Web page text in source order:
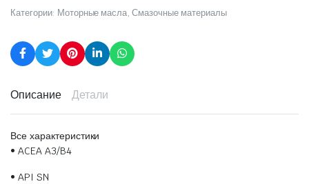
Категории: Моторные масла,Смазочные материалы
Описание Детали
Все характеристики
• ACEA A3/B4
• API SN